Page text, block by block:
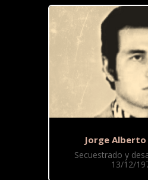
Jorge Alberto
Secuestrado y
13/12/